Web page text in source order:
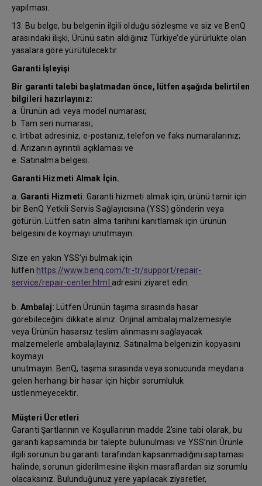
yapılması.
13. Bu belge, bu belgenin ilgili olduğu sözleşme ve siz ve BenQ
arasındaki ilişki, Ürünü satın aldığınız Türkiye’de yürürlükte olan
yasalara göre yürütülecektir.
Garanti İşleyişi
Bir garanti talebi başlatmadan önce, lütfen aşağıda belirtilen
bilgileri hazırlayınız:
a. Ürünün adı veya model numarası;
b. Tam seri numarası;
c. İrtibat adresiniz, e-postanız, telefon ve faks numaralarınız;
d. Arızanın ayrıntılı açıklaması ve
e. Satınalma belgesi.
Garanti Hizmeti Almak İçin.
a. Garanti Hizmeti: Garanti hizmeti almak için, ürünü tamir için
bir BenQ Yetkili Servis Sağlayıcısına (YSS) gönderin veya
götürün. Lütfen satın alma tarihini kanıtlamak için ürünün
belgesini de koymayı unutmayın.
Size en yakın YSS’yi bulmak için
lütfen https://www.benq.com/tr-tr/support/repair-
service/repair-center.html adresini ziyaret edin.
b. Ambalaj: Lütfen Ürünün taşıma sırasında hasar
görebileceğini dikkate alınız. Orijinal ambalaj malzemesiyle
veya Ürünün hasarsız teslim alınmasını sağlayacak
malzemelerle ambalajlayınız. Satınalma belgenizin kopyasını
koymayı
unutmayın. BenQ, taşıma sırasında veya sonucunda meydana
gelen herhangi bir hasar için hiçbir sorumluluk
üstlenmeyecektir.
Müşteri Ücretleri
Garanti Şartlarının ve Koşullarının madde 2’sine tabi olarak, bu
garanti kapsamında bir talepte bulunulması ve YSS’nin Ürünle
ilgili sorunun bu garanti tarafından kapsanmadığını saptaması
halinde, sorunun giderilmesine ilişkin masraflardan siz sorumlu
olacaksınız. Bulunduğunuz yere yapılacak ziyaretler,